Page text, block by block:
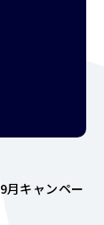
キャンペー